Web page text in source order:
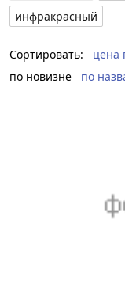
инфракрасный
Сортировать: цена
по новизне
по